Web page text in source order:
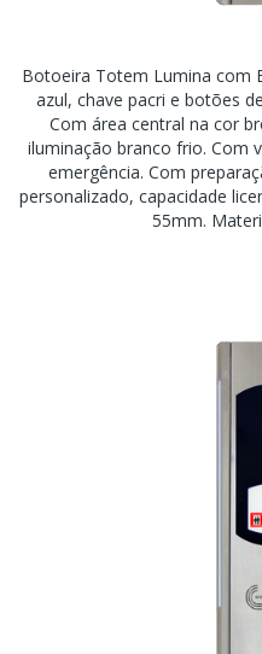
Botoeira Totem Lumina com
azul, chave pacri e botões
Com área central na cor
iluminação branco frio. Com
emergência. Com
personalizado, capacidade
55mm.